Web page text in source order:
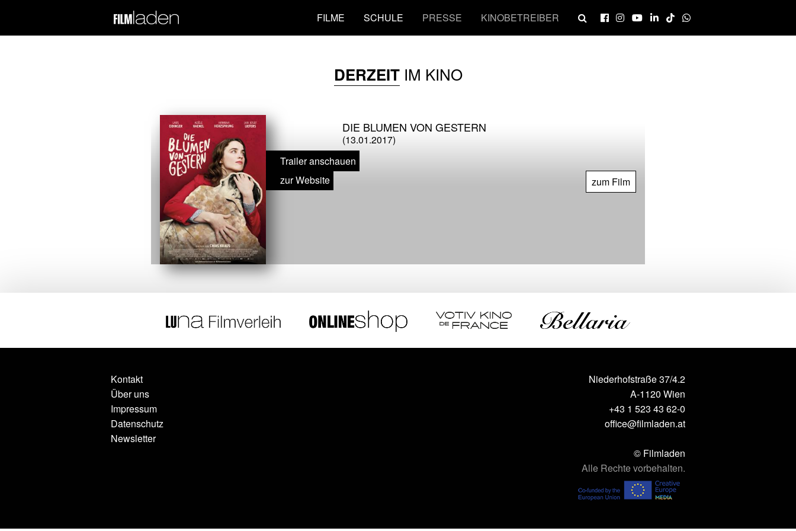
FILME SCHULE PRESSE KINOBETREIBER
DERZEITIM KINO
DIE BLUMEN VON GESTERN
(13.01.2017)
Trailer anschauen
zur Website
zum Film
Kontakt
Über uns
Impressum
Datenschutz
Newsletter
Niederhofstraße 37/4.2
A-1120 Wien
+43 1 523 43 62-0
office@filmladen.at
© Filmladen
Alle Rechte vorbehalten.